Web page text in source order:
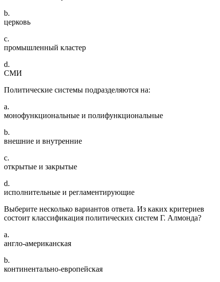
b.
церковь
c.
промышленный кластер
d.
СМИ
Политические системы подразделяются на:
a.
монофункциональные и полифункциональные
b.
внешние и внутренние
c.
открытые и закрытые
d.
исполнительные и регламентирующие
Выберите несколько вариантов ответа. Из каких критериев
состоит классификация политических систем Г. Алмонда?
a.
англо-американская
b.
континентально-европейская